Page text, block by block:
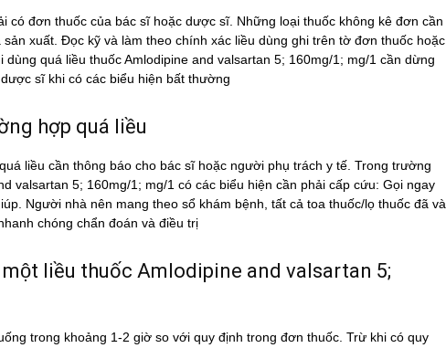
có đơn thuốc của bác sĩ hoặc dược sĩ. Những loại thuốc không kê đơn cần
xuất. Đọc kỹ và làm theo chính xác liều dùng ghi trên tờ đơn thuốc hoặc
quá liều thuốc Amlodipine and valsartan 5; 160mg/1; mg/1 cần dừng
sĩ khi có các biểu hiện bất thường
hợp quá liều
liều cần thông báo cho bác sĩ hoặc người phụ trách y tế. Trong trường
valsartan 5; 160mg/1; mg/1 có các biểu hiện cần phải cấp cứu: Gọi ngay
Người nhà nên mang theo sổ khám bệnh, tất cả toa thuốc/lọ thuốc đã và
chóng chẩn đoán và điều trị
liều thuốc Amlodipine and valsartan 5;
trong khoảng 1-2 giờ so với quy định trong đơn thuốc. Trừ khi có quy